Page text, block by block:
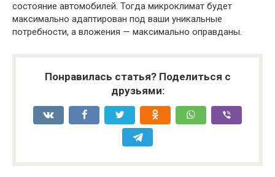
состояние автомобилей. Тогда микроклимат будет
максимально адаптирован под ваши уникальные
потребности, а вложения — максимально оправданы.
Понравилась статья? Поделиться с
друзьями: